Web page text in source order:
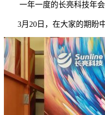
一年一度的长亮科技年
3月20日，在大家的期盼